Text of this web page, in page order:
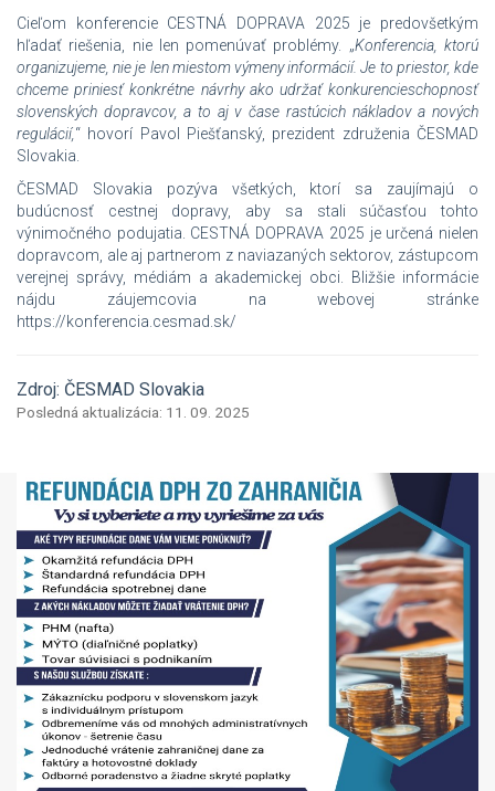
Cieľom konferencie CESTNÁ DOPRAVA 2025 je predovšetkým
hľadať riešenia, nie len pomenúvať problémy. „Konferencia, ktorú
organizujeme, nie je len miestom výmeny informácií. Je to priestor, kde
chceme priniesť konkrétne návrhy ako udržať konkurencieschopnosť
slovenských dopravcov, a to aj v čase rastúcich nákladov a nových
regulácií,“ hovorí Pavol Piešťanský, prezident združenia ČESMAD
Slovakia.
ČESMAD Slovakia pozýva všetkých, ktorí sa zaujímajú o
budúcnosť cestnej dopravy, aby sa stali súčasťou tohto
výnimočného podujatia. CESTNÁ DOPRAVA 2025 je určená nielen
dopravcom, ale aj partnerom z naviazaných sektorov, zástupcom
verejnej správy, médiám a akademickej obci. Bližšie informácie
nájdu záujemcovia na webovej stránke
https://konferencia.cesmad.sk/
Zdroj: ČESMAD Slovakia
Posledná aktualizácia: 11. 09. 2025